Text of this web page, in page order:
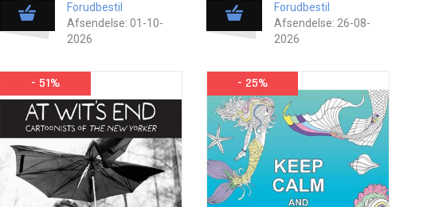
Forudbestil
Afsendelse: 01-10-
2026
Forudbestil
Afsendelse: 26-08-
2026
- 51% - 25%